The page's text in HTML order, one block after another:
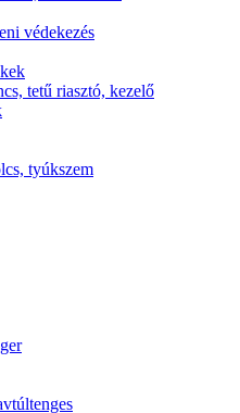
védekezés
tetű riasztó, kezelő
tyúkszem